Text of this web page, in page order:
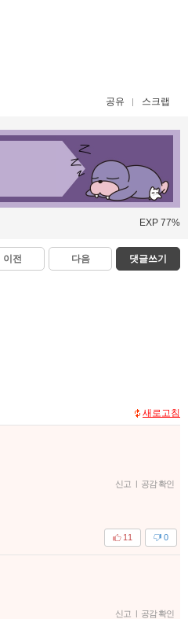
공유 스크랩
EXP 77%
이전 다음 댓글쓰기
새로고침
신고 | 공감 확인
0
11
신고 | 공감 확인